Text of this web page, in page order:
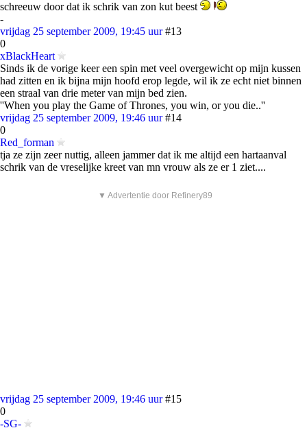
schreeuw door dat ik schrik van zon kut beest
-
vrijdag 25 september 2009, 19:45 uur #13
0
xBlackHeart
Sinds ik de vorige keer een spin met veel overgewicht op mijn kussen
had zitten en ik bijna mijn hoofd erop legde, wil ik ze echt niet binnen
een straal van drie meter van mijn bed zien.
''When you play the Game of Thrones, you win, or you die..''
vrijdag 25 september 2009, 19:46 uur #14
0
Red_forman
tja ze zijn zeer nuttig, alleen jammer dat ik me altijd een hartaanval
schrik van de vreselijke kreet van mn vrouw als ze er 1 ziet....
▼ Advertentie door Refinery89
vrijdag 25 september 2009, 19:46 uur #15
0
-SG-